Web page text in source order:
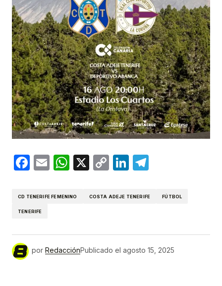
Facebook
EmailWhatsApp
X
CopyLinkedIn
CD TENERIFE FEMENINO COSTA ADEJE TENERIFE FÚTBOL
TENERIFE
por RedacciónPublicado el agosto 15, 2025